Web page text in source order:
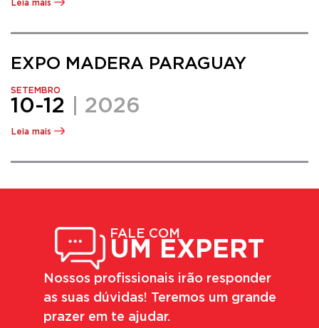
Leia mais
EXPO MADERA PARAGUAY
SETEMBRO
10-12 | 2026
Leia mais
FALE COM
UM EXPERT
Nossos profissionais irão responder
as suas dúvidas! Teremos um grande
prazer em te ajudar.